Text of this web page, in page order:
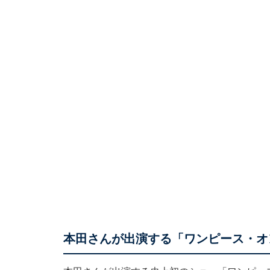
本田さんが出演する「ワンピース・オ